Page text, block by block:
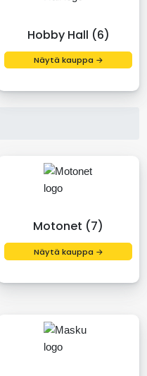
Hobby Hall (6)
Näytä kauppa →
Motonet (7)
Näytä kauppa →